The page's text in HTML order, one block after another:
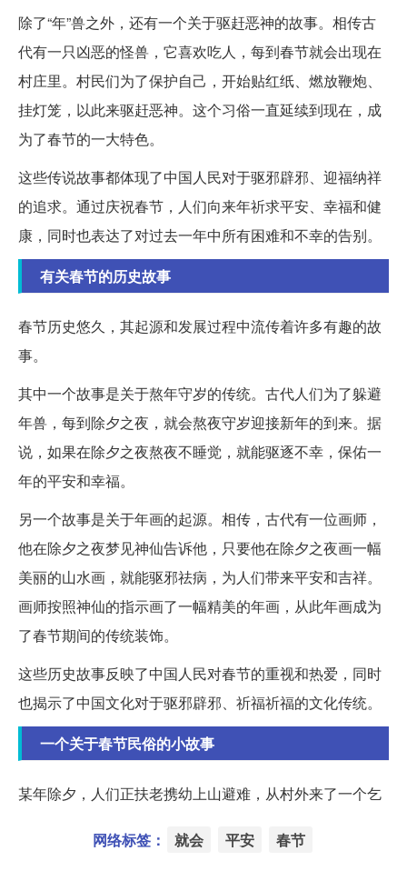
除了“年”兽之外，还有一个关于驱赶恶神的故事。相传古
代有一只凶恶的怪兽，它喜欢吃人，每到春节就会出现在
村庄里。村民们为了保护自己，开始贴红纸、燃放鞭炮、
挂灯笼，以此来驱赶恶神。这个习俗一直延续到现在，成
为了春节的一大特色。
这些传说故事都体现了中国人民对于驱邪辟邪、迎福纳祥
的追求。通过庆祝春节，人们向来年祈求平安、幸福和健
康，同时也表达了对过去一年中所有困难和不幸的告别。
有关春节的历史故事
春节历史悠久，其起源和发展过程中流传着许多有趣的故
事。
其中一个故事是关于熬年守岁的传统。古代人们为了躲避
年兽，每到除夕之夜，就会熬夜守岁迎接新年的到来。据
说，如果在除夕之夜熬夜不睡觉，就能驱逐不幸，保佑一
年的平安和幸福。
另一个故事是关于年画的起源。相传，古代有一位画师，
他在除夕之夜梦见神仙告诉他，只要他在除夕之夜画一幅
美丽的山水画，就能驱邪祛病，为人们带来平安和吉祥。
画师按照神仙的指示画了一幅精美的年画，从此年画成为
了春节期间的传统装饰。
这些历史故事反映了中国人民对春节的重视和热爱，同时
也揭示了中国文化对于驱邪辟邪、祈福祈福的文化传统。
一个关于春节民俗的小故事
某年除夕，人们正扶老携幼上山避难，从村外来了一个乞
网络标签： 就会 平安 春节